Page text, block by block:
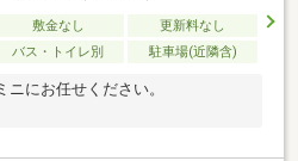
敷金なし
更新料なし
バス・トイレ別 駐車場(近隣含)
ニにお任せください。